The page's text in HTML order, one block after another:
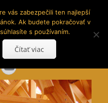
priamo k Vám
YouTube
vás zabezpečili ten najlepší
Ak budete pokračovať v
s používaním.
Čítať viac